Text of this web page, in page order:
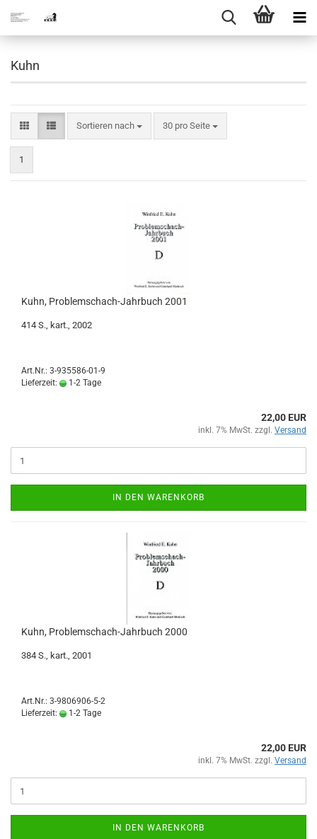
Kuhn
Sortieren nach
Sortieren nach 30 pro Seite
pro Seite
1
Kuhn, Problemschach-Jahrbuch 2001
414 S., kart., 2002
Art.Nr.: 3-935586-01-9
Lieferzeit:
1-2 Tage
22,00 EUR
inkl. 7% MwSt. zzgl. Versand
IN DEN WARENKORB
Kuhn, Problemschach-Jahrbuch 2000
384 S., kart., 2001
Art.Nr.: 3-9806906-5-2
Lieferzeit:
1-2 Tage
22,00 EUR
inkl. 7% MwSt. zzgl. Versand
IN DEN WARENKORB